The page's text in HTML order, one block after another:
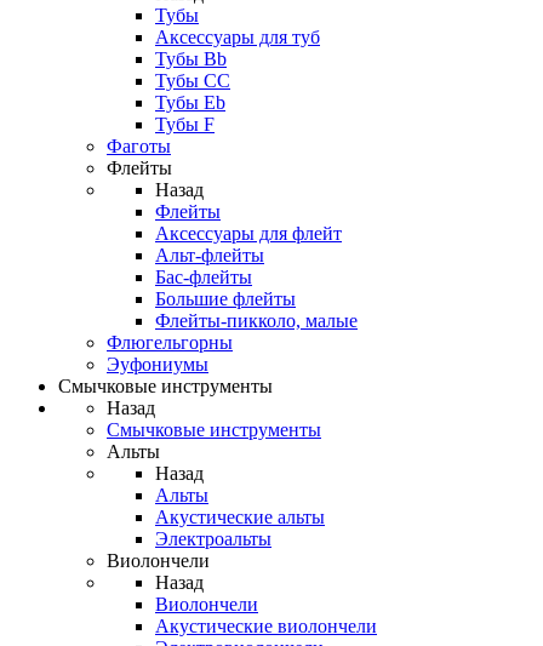
Тубы
Аксессуары для туб
Тубы Bb
Тубы CC
Тубы Eb
Тубы F
Фаготы
Флейты
Назад
Флейты
Аксессуары для флейт
Альт-флейты
Бас-флейты
Большие флейты
Флейты-пикколо, малые
Флюгельгорны
Эуфониумы
Смычковые инструменты
Назад
Смычковые инструменты
Альты
Назад
Альты
Акустические альты
Электроальты
Виолончели
Назад
Виолончели
Акустические виолончели